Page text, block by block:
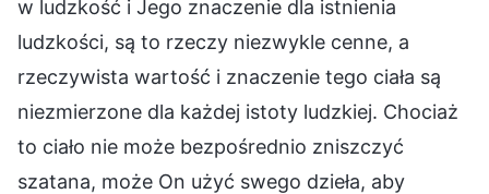
w ludzkość i Jego znaczenie dla istnienia
ludzkości, są to rzeczy niezwykle cenne, a
rzeczywista wartość i znaczenie tego ciała są
niezmierzone dla każdej istoty ludzkiej. Chociaż
to ciało nie może bezpośrednio zniszczyć
szatana, może On użyć swego dzieła, aby